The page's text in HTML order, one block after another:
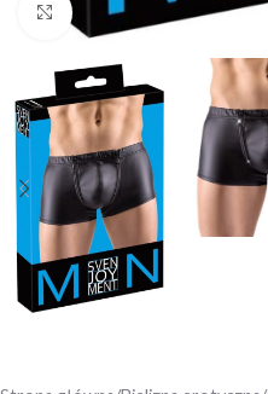
Click to enlarge